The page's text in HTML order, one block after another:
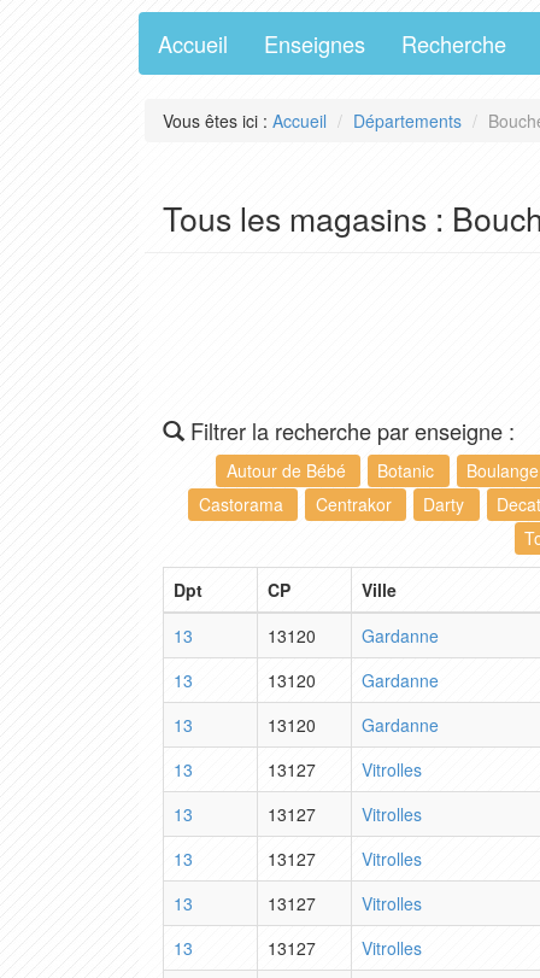
Accueil Enseignes Recherche
Vous êtes ici : Accueil Départements
Tous les magasins :
Filtrer la recherche par enseigne :
Autour de Bébé Botanic
Castorama
Centrakor Darty
Dpt CP
Ville
13
13120
Gardanne
13
13120
Gardanne
13
13120
Gardanne
13
13127
Vitrolles
13
13127
Vitrolles
13
13127
Vitrolles
13
13127
Vitrolles
13
13127
Vitrolles